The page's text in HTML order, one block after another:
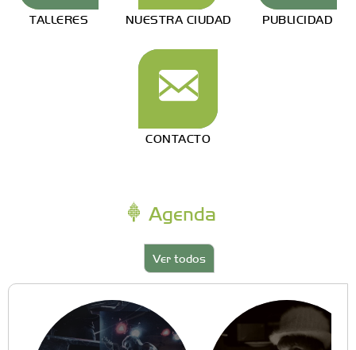
TALLERES NUESTRA CIUDAD PUBLICIDAD
CONTACTO
Agenda
Ver todos